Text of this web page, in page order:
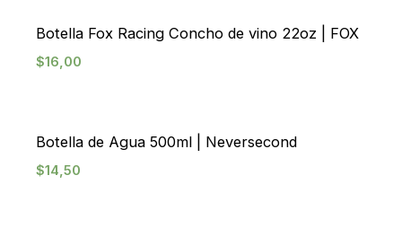
Botella Fox Racing Concho de vino 22oz | FOX
$16,00
Botella de Agua 500ml | Neversecond
$14,50